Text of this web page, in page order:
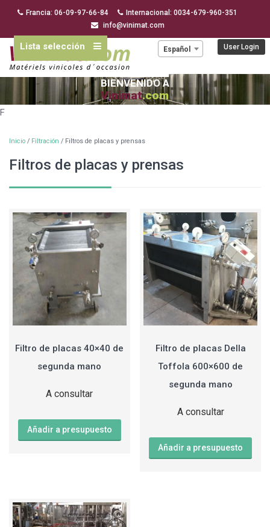
Francia: 06-09-97-66-84
Internacional: 0034-679-960-351
info@vinimat.com
Lista selección Español User Login
BIENVENIDO A
Vinimat.com
F
Inicio / Filtración / Filtros de placas y prensas
Filtros de placas y prensas
Filtro de placas 40×40 de
segunda mano
A consultar
Añadir a presupuesto
Filtro de placas Della
Toffola 600×600 de
segunda mano
A consultar
Añadir a presupuesto